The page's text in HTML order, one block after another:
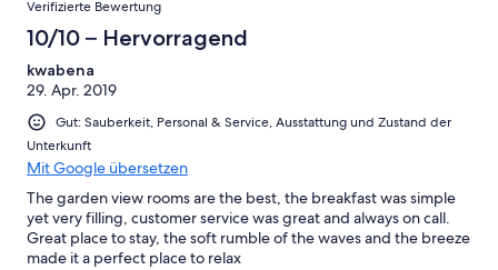
Verifizierte Bewertung
10/10 – Hervorragend
kwabena
29. Apr. 2019
Gut: Sauberkeit, Personal & Service, Ausstattung und Zustand der
Unterkunft
Mit Google übersetzen
The garden view rooms are the best, the breakfast was simple
yet very filling, customer service was great and always on call.
Great place to stay, the soft rumble of the waves and the breeze
made it a perfect place to relax